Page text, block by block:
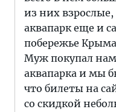
из них
аквапарк еще и
побережье
Муж покупал
аквапарка и мы
что билеты на
со скидкой